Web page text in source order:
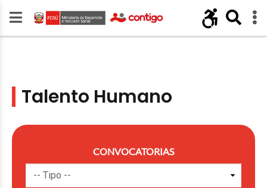
Talento Humano
CONVOCATORIAS